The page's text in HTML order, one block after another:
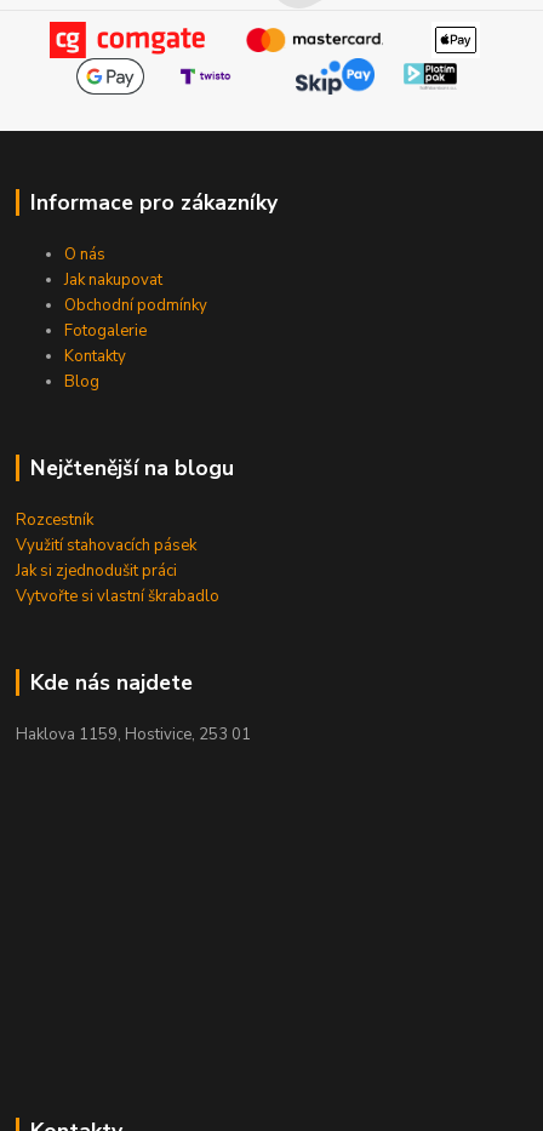
Informace pro zákazníky
O nás
Jak nakupovat
Obchodní podmínky
Fotogalerie
Kontakty
Blog
Nejčtenější na blogu
Rozcestník
Využití stahovacích pásek
Jak si zjednodušit práci
Vytvořte si vlastní škrabadlo
Kde nás najdete
Haklova 1159, Hostivice, 253 01